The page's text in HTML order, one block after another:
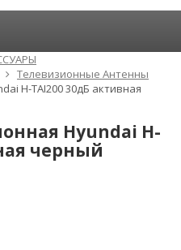
Телевизионные Антенны
H-TAI200 30дБ активная
Hyundai H-
черный